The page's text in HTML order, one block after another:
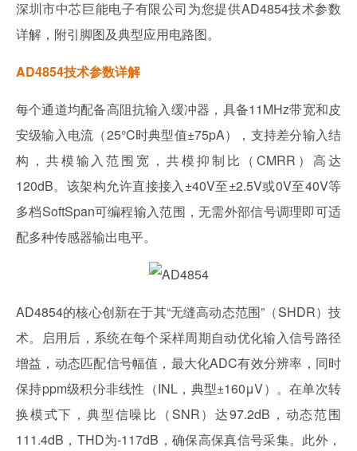
深圳市中芯巨能电子有限公司为您提供AD4854技术参数
详解，附引脚图及典型应用电路图。
AD4854技术参数详解
每个通道均配备高阻抗输入缓冲器，具备11MHz带宽和皮
安级输入电流（25°C时典型值±75pA），支持差分输入结
构，共模输入范围宽，共模抑制比（CMRR）高达
120dB。该架构允许直接接入±40V至±2.5V或0V至40V等
多档SoftSpan可编程输入范围，无需外部信号调理即可适
配多种传感器输出电平。
AD4854的核心创新在于其“无缝高动态范围”（SHDR）技
术。启用后，系统在每个采样周期自动优化输入信号路径
增益，动态匹配信号幅值，最大化ADC有效分辨率，同时
保持ppm级积分非线性（INL，典型±160μV）。在单次转
换模式下，典型信噪比（SNR）达97.2dB，动态范围
111.4dB，THD为-117dB，确保高保真信号采集。此外，